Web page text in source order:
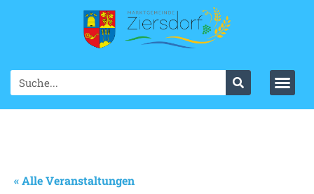
« Alle Veranstaltungen